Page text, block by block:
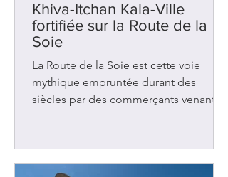
Khiva-Itchan Kala-Ville
fortifiée sur la Route de la
Soie
La Route de la Soie est cette voie
mythique empruntée durant des
siècles par des commerçants venant
principal traversait l’Ouzbékistan où se
trouve la ville de Khiva. Avec